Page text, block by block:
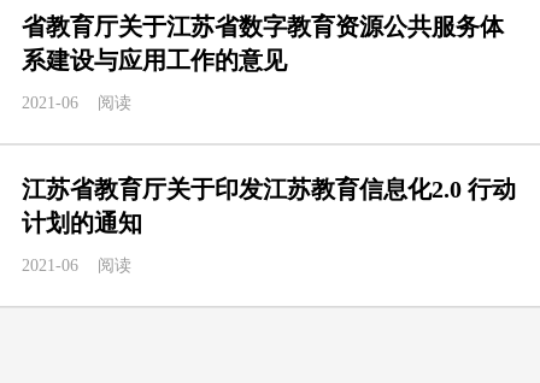
省教育厅关于江苏省数字教育资源公共服务体
系建设与应用工作的意见
2021-06 阅读
江苏省教育厅关于印发江苏教育信息化2.0 行动
计划的通知
2021-06 阅读